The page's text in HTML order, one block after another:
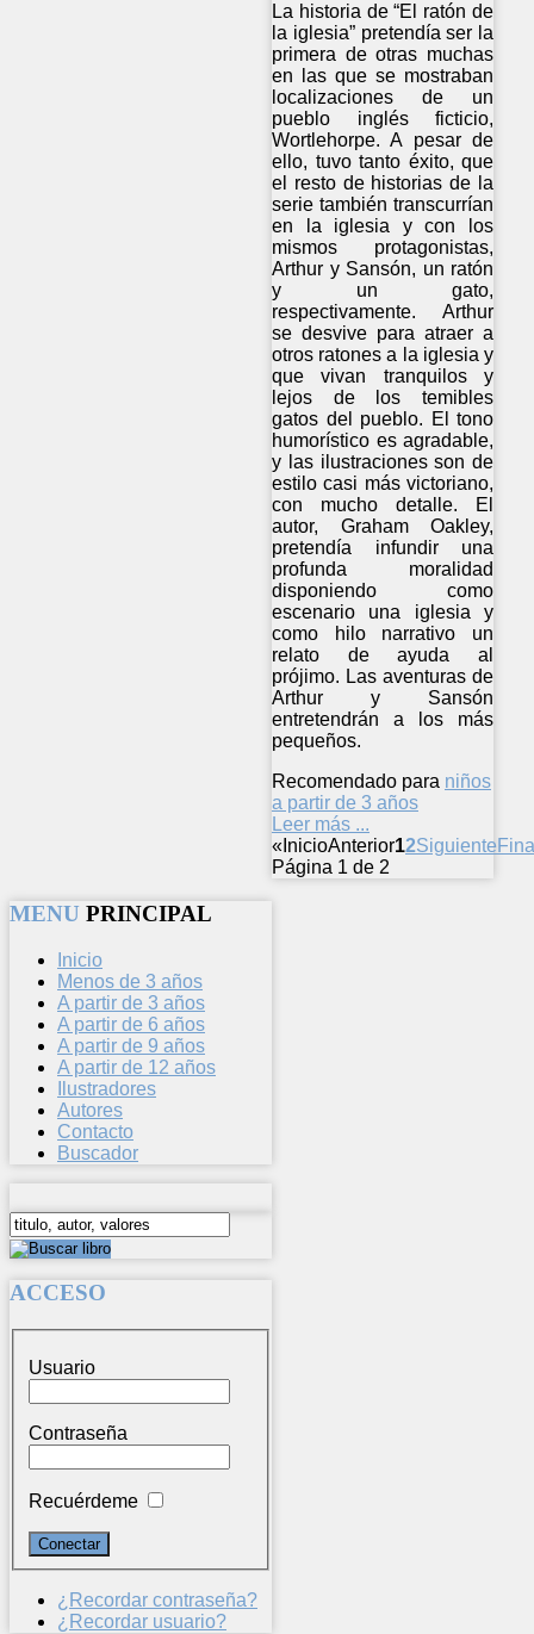
La historia de “El ratón de
la iglesia” pretendía ser la
primera de otras muchas
en las que se mostraban
localizaciones de un
pueblo inglés ficticio,
Wortlehorpe. A pesar de
ello, tuvo tanto éxito, que
el resto de historias de la
serie también transcurrían
en la iglesia y con los
mismos protagonistas,
Arthur y Sansón, un ratón
y un gato,
respectivamente. Arthur
se desvive para atraer a
otros ratones a la iglesia y
que vivan tranquilos y
lejos de los temibles
gatos del pueblo. El tono
humorístico es agradable,
y las ilustraciones son de
estilo casi más victoriano,
con mucho detalle. El
autor, Graham Oakley,
pretendía infundir una
profunda moralidad
disponiendo como
escenario una iglesia y
como hilo narrativo un
relato de ayuda al
prójimo. Las aventuras de
Arthur y Sansón
entretendrán a los más
pequeños.
Recomendado para niños
a partir de 3 años
Leer más ...
« InicioAnterior12Siguiente
Página 1 de 2
MENU PRINCIPAL
Inicio
Menos de 3 años
A partir de 3 años
A partir de 6 años
A partir de 9 años
A partir de 12 años
Ilustradores
Autores
Contacto
Buscador
ACCESO
Usuario
Contraseña
Recuérdeme
¿Recordar contraseña?
¿Recordar usuario?